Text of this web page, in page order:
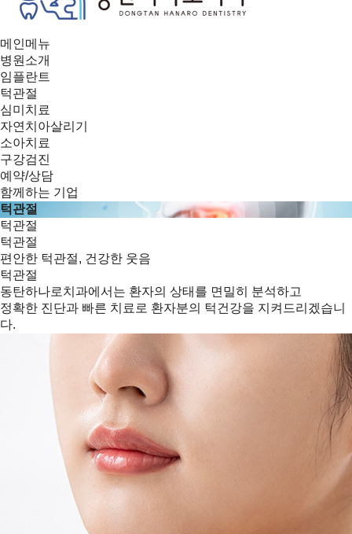
메인메뉴
병원소개
임플란트
턱관절
심미치료
자연치아살리기
소아치료
구강검진
예약/상담
함께하는 기업
턱관절
턱관절
턱관절
편안한 턱관절, 건강한 웃음
턱관절
동탄하나로치과에서는 환자의 상태를 면밀히 분석하고
정확한 진단과 빠른 치료로 환자분의 턱건강을 지켜드리겠습니
다.